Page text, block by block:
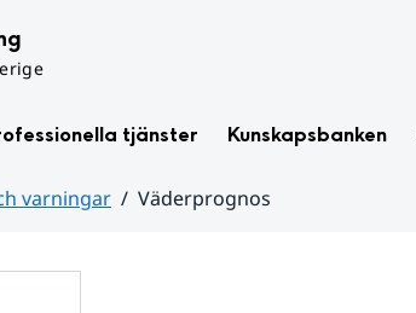
tjänster Kunskapsbanken
varningar
Väderprognos
för